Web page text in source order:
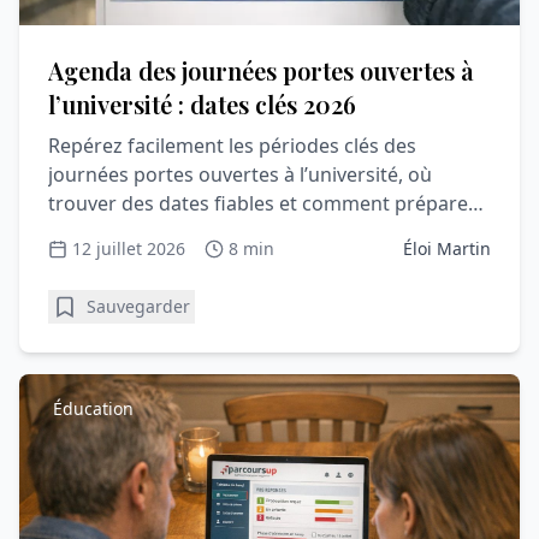
Agenda des journées portes ouvertes à
l’université : dates clés 2026
Repérez facilement les périodes clés des
journées portes ouvertes à l’université, où
trouver des dates fiables et comment préparer
12 juillet 2026 8 min Éloi Martin
Sauvegarder
Éducation